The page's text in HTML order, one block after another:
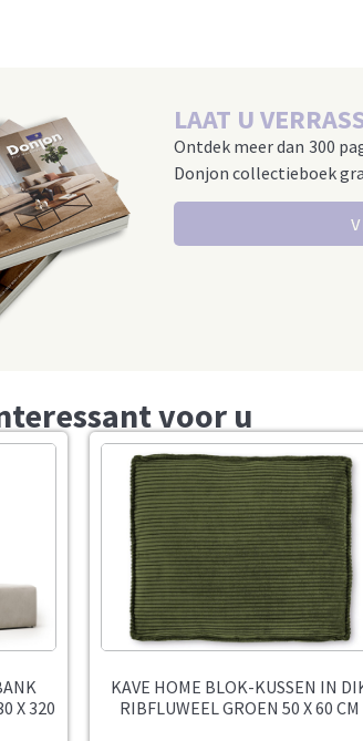
LAAT U
Ontdek meer dan 300
Donjon collectieboek
voor u
X 320
KAVE HOME BLOK-KUSSEN IN
RIBFLUWEEL GROEN 50 X 60 CM